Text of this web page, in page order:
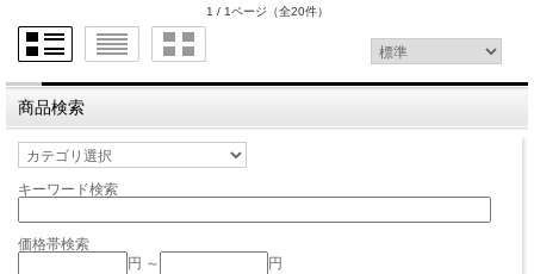
1 / 1ページ （全20件）
商品検索
キーワード検索
価格帯検索
円 ～
円